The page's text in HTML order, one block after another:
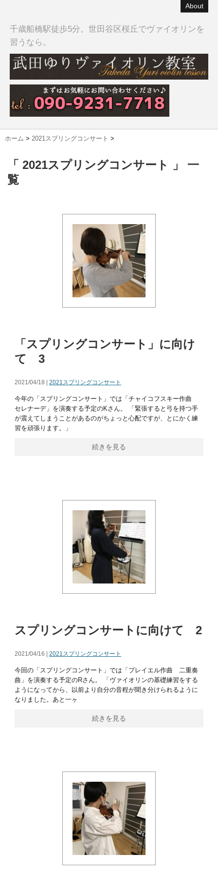
About
千歳船橋駅徒歩5分。世田谷区桜丘でヴァイオリンを
習うなら。
ホーム > 2021スプリングコンサート >
「 2021スプリングコンサート 」 一
覧
「スプリングコンサート」に向け
て 3
2021/04/18 | 2021スプリングコンサート
今年の「スプリングコンサート」では「チャイコフスキー作曲
セレナーデ」を演奏する予定のKさん。 「緊張すると弓を持つ手
が震えてしまうことがあるのがちょっと心配ですが、とにかく練
習を頑張ります。」
続きを見る
スプリングコンサートに向けて 2
2021/04/16 | 2021スプリングコンサート
今回の「スプリングコンサート」では「プレイエル作曲 二重奏
曲」を演奏する予定のRさん。 「ヴァイオリンの基礎練習をする
ようになってから、以前より自分の音程が聞き分けられるように
なりました。あと一ヶ
続きを見る